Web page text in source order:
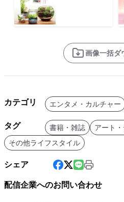
画像一括ダ
カテゴリ エンタメ・カルチャー
タグ 書籍・雑誌
アート
その他ライフスタイル
シェア
配信企業へのお問い合わせ